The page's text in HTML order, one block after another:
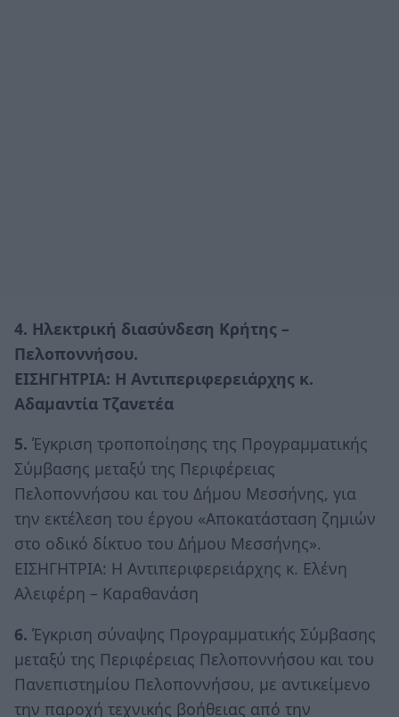
4. Ηλεκτρική διασύνδεση Κρήτης –
Πελοποννήσου.
ΕΙΣΗΓΗΤΡΙΑ: Η Αντιπεριφερειάρχης κ.
Αδαμαντία Τζανετέα
5. Έγκριση τροποποίησης της Προγραμματικής
Σύμβασης μεταξύ της Περιφέρειας
Πελοποννήσου και του Δήμου Μεσσήνης, για
την εκτέλεση του έργου «Αποκατάσταση ζημιών
στο οδικό δίκτυο του Δήμου Μεσσήνης».
ΕΙΣΗΓΗΤΡΙΑ: Η Αντιπεριφερειάρχης κ. Ελένη
Αλειφέρη – Καραθανάση
6. Έγκριση σύναψης Προγραμματικής Σύμβασης
μεταξύ της Περιφέρειας Πελοποννήσου και του
Πανεπιστημίου Πελοποννήσου, με αντικείμενο
την παροχή τεχνικής βοήθειας από την